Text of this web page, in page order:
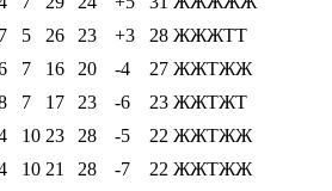
7 5 26 23 +3 28 ЖЖЖТТ
7 16 20 -4 27 ЖЖТЖЖ
7 17 23 -6 23 ЖЖТЖТ
10 23 28 -5 22 ЖЖТЖЖ
10 21 28 -7 22 ЖЖТЖЖ